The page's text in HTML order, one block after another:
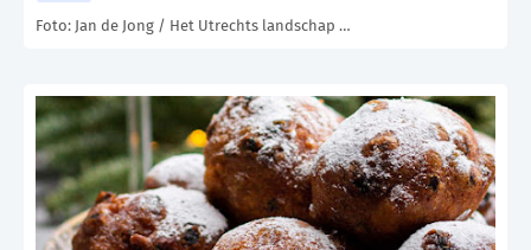
Foto: Jan de Jong / Het Utrechts landschap …